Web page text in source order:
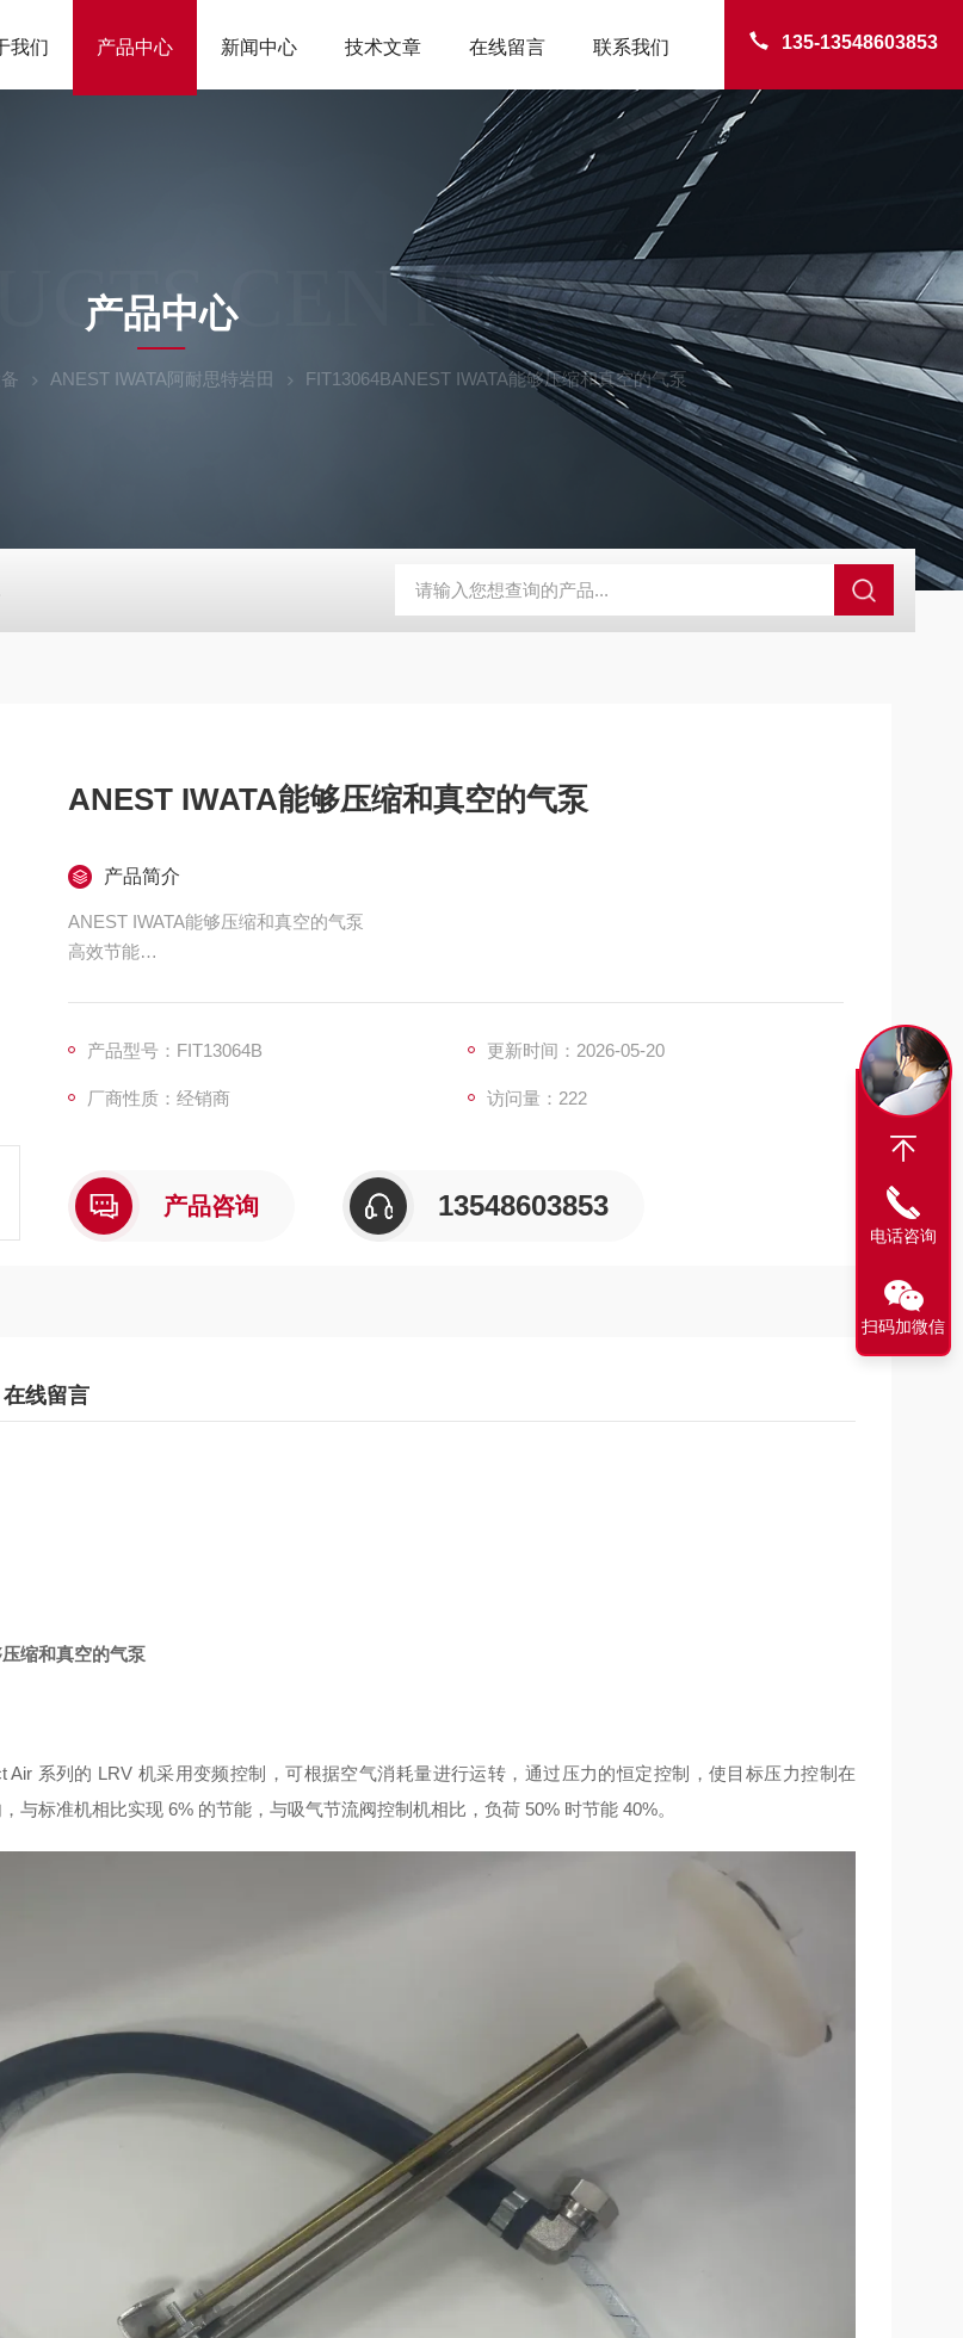
135-13548603853
我们 产品中心 新闻中心 技术文章 在线留言 联系我们
CENTER
产品中心
ANEST IWATA阿耐思特岩田 FIT13064BANEST IWATA能够压缩和真空的气泵
Win日本：KEM京都电子汞测量和控制软件 GVA-710KEM京都电子燃气量空调帐篷测量仪 E3Z-BOMRON放大器
ANEST IWATA能够压缩和真空的气泵
产品简介
ANEST IWATA能够压缩和真空的气泵
高效节能
负荷 50% 时节能 40%。
产品型号：FIT13064B 更新时间：2026-05-20
厂商性质：经销商 访问量：222
产品咨询 13548603853
在线留言
缩和真空的气泵
Air 系列的 LRV 机采用变频控制，可根据空气消耗量进行运转，通过压力的恒定控制，使目标压力控制在
与标准机相比实现 6% 的节能，与吸气节流阀控制机相比，负荷 50% 时节能 40%。
电话咨询
扫码加微信